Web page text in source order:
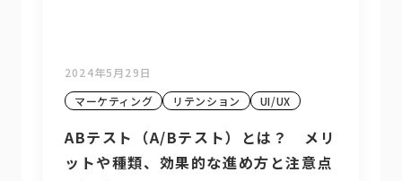
2024年5月29日
マーケティング
リテンション UI/UX
ABテスト（A/Bテスト）とは？ メリ
ットや種類、効果的な進め方と注意点